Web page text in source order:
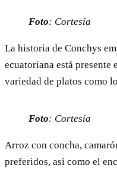
Foto: Cortesía
La historia de Conchys
ecuatoriana está presente
variedad de platos como
Foto: Cortesía
Arroz con concha,
preferidos, así como el